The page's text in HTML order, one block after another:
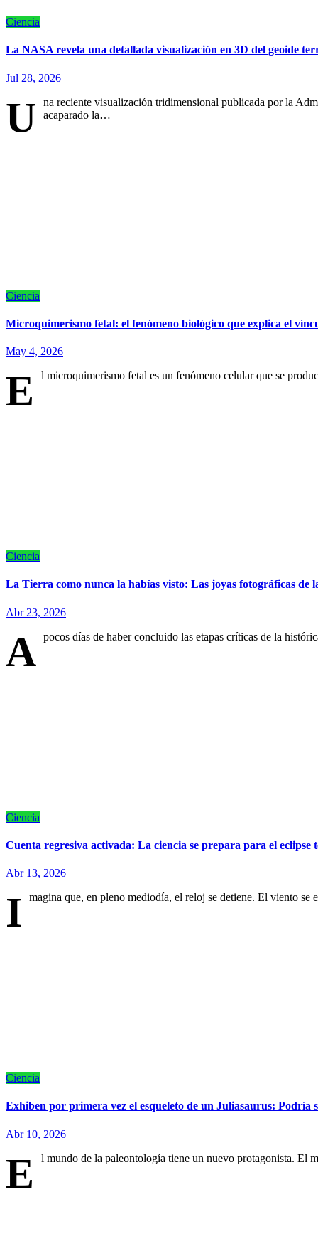
Ciencia
La NASA revela una detallada visualización en 3D del geoide
Jul 28, 2026
U
na reciente visualización tridimensional publicada por la
acaparado la…
Ciencia
Microquimerismo fetal: el fenómeno biológico que explica el
May 4, 2026
E l microquimerismo fetal es un fenómeno celular que se
Ciencia
La Tierra como nunca la habías visto: Las joyas fotográficas de
Abr 23, 2026
A pocos días de haber concluido las etapas críticas de la
Ciencia
Cuenta regresiva activada: La ciencia se prepara para el eclipse
Abr 13, 2026
I magina que, en pleno mediodía, el reloj se detiene. El viento
Ciencia
Exhiben por primera vez el esqueleto de un Juliasaurus: Podría
Abr 10, 2026
E l mundo de la paleontología tiene un nuevo protagonista. El